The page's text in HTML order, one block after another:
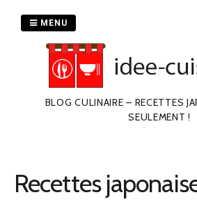
BLOG CULINAIRE – RECETTES
SEULEMENT !
MENU
Recettes